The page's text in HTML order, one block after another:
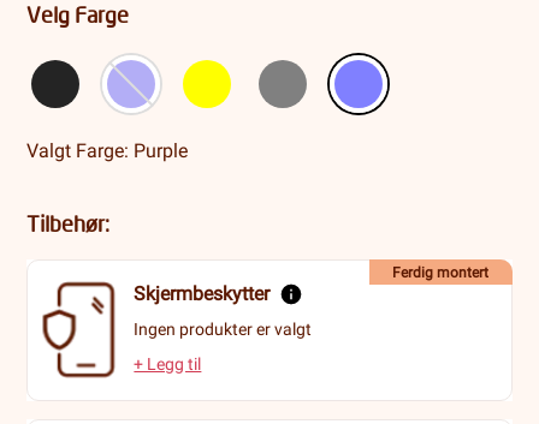
Velg Farge
Valgt Farge: Purple
Tilbehør:
Skjermbeskytter
Ingen produkter er valgt
Ferdig montert
+ Legg til